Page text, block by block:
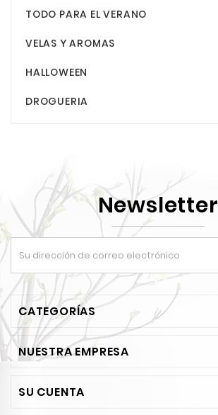
TODO PARA EL VERANO
VELAS Y AROMAS
HALLOWEEN
DROGUERIA
Newsletter
CATEGORÍAS
NUESTRA EMPRESA
SU CUENTA